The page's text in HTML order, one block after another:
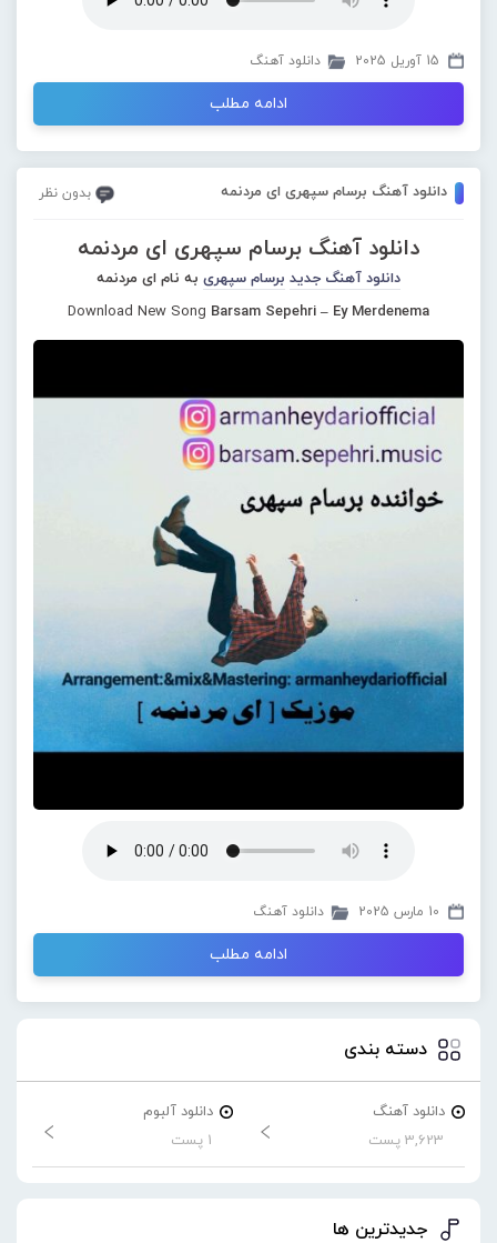
15 آوریل 2025 دانلود آهنگ
ادامه مطلب
دانلود آهنگ برسام سپهری ای مردنمه بدون نظر
دانلود آهنگ برسام سپهری ای مردنمه
دانلود آهنگ جدید برسام سپهری به نام ای مردنمه
Download New Song Barsam Sepehri – Ey Merdenema
10 مارس 2025 دانلود آهنگ
ادامه مطلب
دسته بندی
دانلود آهنگ
3,623 پست
دانلود آلبوم
1 پست
جدیدترین ها